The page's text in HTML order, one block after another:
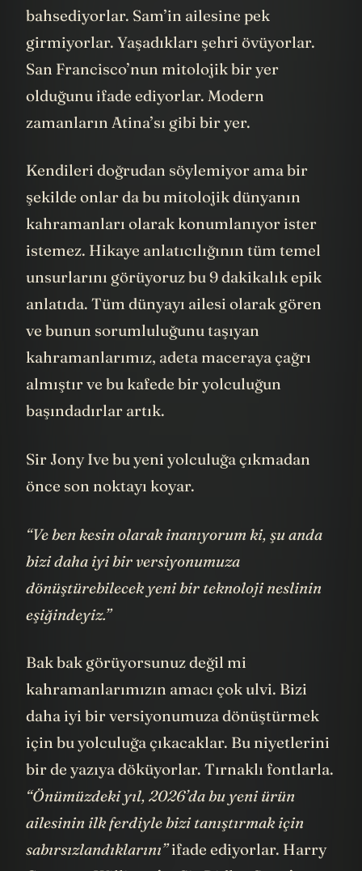
tanıştıklarından ve tabi yine ailelerinden
bahsediyorlar. Sam’in ailesine pek
girmiyorlar. Yaşadıkları şehri övüyorlar.
San Francisco’nun mitolojik bir yer
olduğunu ifade ediyorlar. Modern
Kendileri doğrudan söylemiyor ama bir
şekilde onlar da bu mitolojik dünyanın
kahramanları olarak konumlanıyor ister
istemez. Hikaye anlatıcılığının tüm temel
unsurlarını görüyoruz bu 9 dakikalık epik
anlatıda. Tüm dünyayı ailesi olarak gören
ve bunun sorumluluğunu taşıyan
kahramanlarımız, adeta maceraya çağrı
almıştır ve bu kafede bir yolculuğun
Sir Jony Ive bu yeni yolculuğa çıkmadan
“Ve ben kesin olarak inanıyorum ki, şu anda
bizi daha iyi bir versiyonumuza
dönüştürebilecek yeni bir teknoloji neslinin
Bak bak görüyorsunuz değil mi
kahramanlarımızın amacı çok ulvi. Bizi
daha iyi bir versiyonumuza dönüştürmek
için bu yolculuğa çıkacaklar. Bu niyetlerini
bir de yazıya döküyorlar. Tırnaklı fontlarla.
“Önümüzdeki yıl, 2026’da bu yeni ürün
ailesinin ilk ferdiyle bizi tanıştırmak için